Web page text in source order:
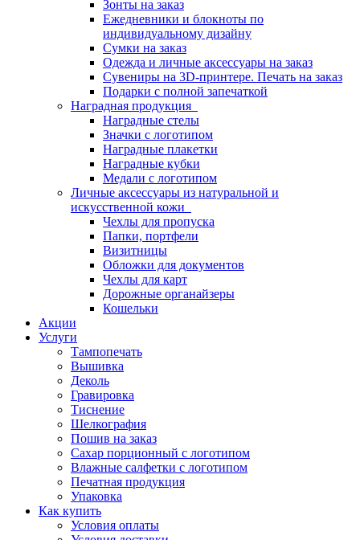
Зонты на заказ
Ежедневники и блокноты по
индивидуальному дизайну
Сумки на заказ
Одежда и личные аксессуары на заказ
Сувениры на 3D-принтере. Печать на заказ
Подарки с полной запечаткой
Наградная продукция
Наградные стелы
Значки с логотипом
Наградные плакетки
Наградные кубки
Медали с логотипом
Личные аксессуары из натуральной и
искусственной кожи
Чехлы для пропуска
Папки, портфели
Визитницы
Обложки для документов
Чехлы для карт
Дорожные органайзеры
Кошельки
Акции
Услуги
Тампопечать
Вышивка
Деколь
Гравировка
Тиснение
Шелкография
Пошив на заказ
Сахар порционный с логотипом
Влажные салфетки с логотипом
Печатная продукция
Упаковка
Как купить
Условия оплаты